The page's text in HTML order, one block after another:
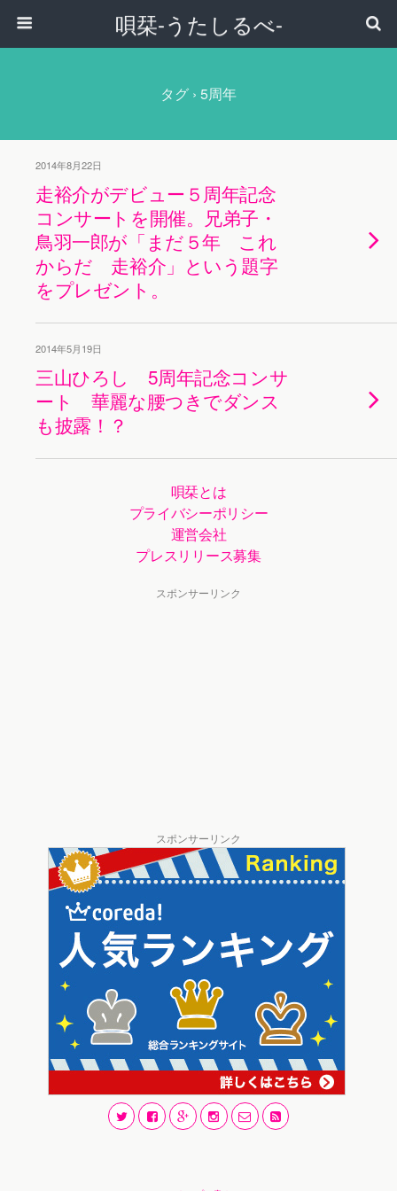
唄栞-うたしるべ-
タグ › 5周年
2014年8月22日
走裕介がデビュー５周年記念
コンサートを開催。兄弟子・
鳥羽一郎が「まだ５年 これ
からだ 走裕介」という題字
をプレゼント。
2014年5月19日
三山ひろし 5周年記念コンサ
ート 華麗な腰つきでダンス
も披露！？
唄栞とは
プライバシーポリシー
運営会社
プレスリリース募集
スポンサーリンク
スポンサーリンク